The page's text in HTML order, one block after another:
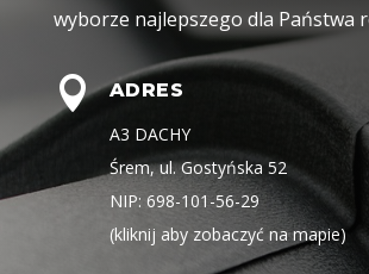
wyborze najlepszego dla Państwa

ADRES
A3 DACHY
Śrem, ul. Gostyńska 52
NIP: 698-101-56-29
(kliknij aby zobaczyć na mapie)